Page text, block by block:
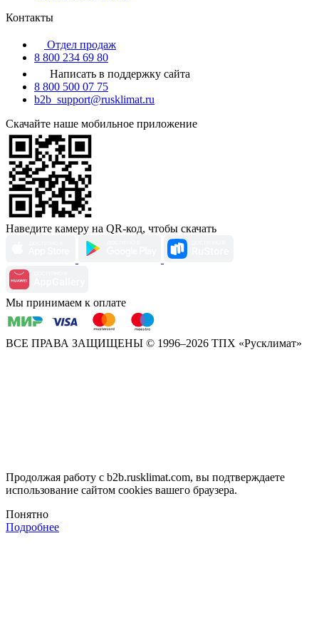
Контакты
Отдел продаж
8 800 234 69 80
Написать в поддержку сайта
8 800 500 07 75
b2b_support@rusklimat.ru
Скачайте наше мобильное приложение
Наведите камеру на QR-код, чтобы скачать
Мы принимаем к оплате
ВСЕ ПРАВА ЗАЩИЩЕНЫ © 1996–2026 ТПХ «Русклимат»
Продолжая работу с b2b.rusklimat.com, вы подтверждаете
использование сайтом cookies вашего браузера.
Понятно
Подробнее